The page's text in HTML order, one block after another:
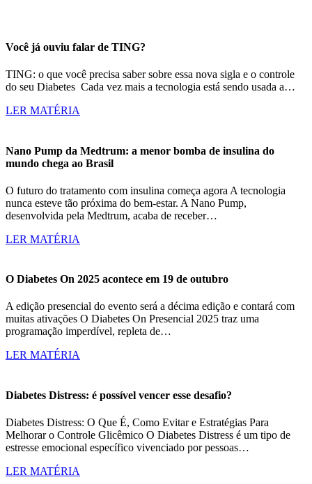
Você já ouviu falar de TING?
TING: o que você precisa saber sobre essa nova sigla e o controle
do seu Diabetes Cada vez mais a tecnologia está sendo usada a…
LER MATÉRIA
Nano Pump da Medtrum: a menor bomba de insulina do
mundo chega ao Brasil
O futuro do tratamento com insulina começa agora A tecnologia
nunca esteve tão próxima do bem-estar. A Nano Pump,
desenvolvida pela Medtrum, acaba de receber…
LER MATÉRIA
O Diabetes On 2025 acontece em 19 de outubro
A edição presencial do evento será a décima edição e contará com
muitas ativações O Diabetes On Presencial 2025 traz uma
programação imperdível, repleta de…
LER MATÉRIA
Diabetes Distress: é possível vencer esse desafio?
Diabetes Distress: O Que É, Como Evitar e Estratégias Para
Melhorar o Controle Glicêmico O Diabetes Distress é um tipo de
estresse emocional específico vivenciado por pessoas…
LER MATÉRIA